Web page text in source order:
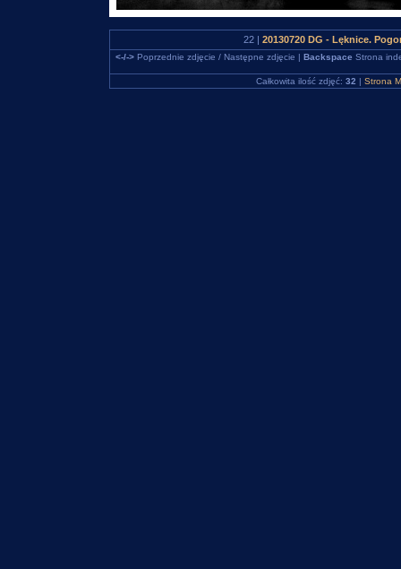
22 | 20130720 DG - Lęknice.
<-/->Poprzednie zdjęcie / Następne zdjęcie | Backspace Strona
Całkowita ilość zdjęć: 32 | Strona